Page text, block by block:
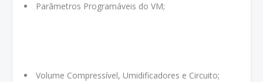
Parâmetros Programáveis do VM;
Volume Compressível, Umidificadores e Circuito;